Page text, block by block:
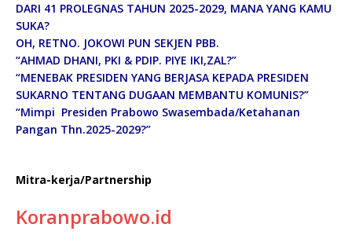
DARI 41 PROLEGNAS TAHUN 2025-2029, MANA YANG KAMU
SUKA?
OH, RETNO. JOKOWI PUN SEKJEN PBB.
“AHMAD DHANI, PKI & PDIP. PIYE IKI,ZAL?”
“MENEBAK PRESIDEN YANG BERJASA KEPADA PRESIDEN
SUKARNO TENTANG DUGAAN MEMBANTU KOMUNIS?”
“Mimpi Presiden Prabowo Swasembada/Ketahanan
Pangan Thn.2025-2029?”
Mitra-kerja/Partnership
Koranprabowo.id